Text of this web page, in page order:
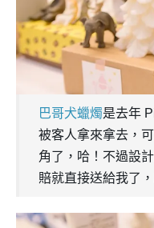
巴哥犬蠟燭是去年
被客人拿來拿去，
角了，哈！不過設
賠就直接送給我了